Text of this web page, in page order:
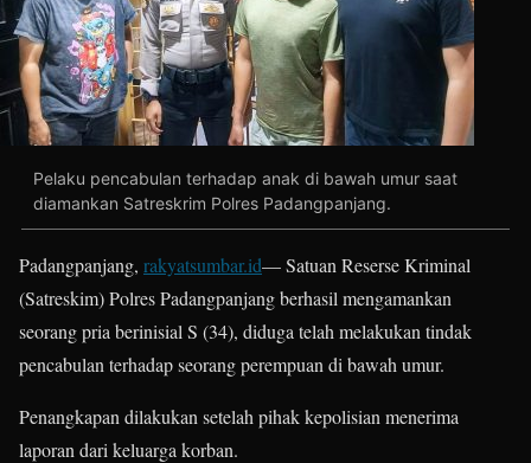
Pelaku pencabulan terhadap anak di bawah umur saat
diamankan Satreskrim Polres Padangpanjang.
Padangpanjang, rakyatsumbar.id— Satuan Reserse Kriminal
(Satreskim) Polres Padangpanjang berhasil mengamankan
seorang pria berinisial S (34), diduga telah melakukan tindak
pencabulan terhadap seorang perempuan di bawah umur.
Penangkapan dilakukan setelah pihak kepolisian menerima
laporan dari keluarga korban.